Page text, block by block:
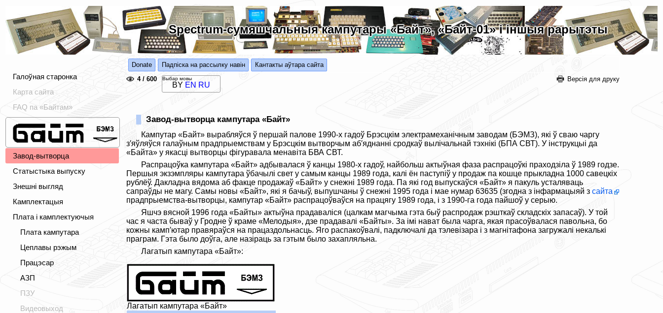
Spectrum-сумяшчальныя кампутары «Байт», «Байт-01» і іншыя рарытэты
Галоўная старонка
Карта сайта
FAQ па «Байтам»
Завод-вытворца
Статыстыка выпуску
Знешні выгляд
Камплектацыя
Плата і камплектуючыя
Плата кампутара
Цеплавы рэжым
Працэсар
АЗП
ПЗУ
Видеовыход
Donate Падпіска на рассылку навін
Кантакты аўтара сайта
4 / 600
Выбар мовы
BY EN RU
Версія для друку
Завод-вытворца кампутара «Байт»
Кампутар «Байт» вырабляўся ў першай палове 1990-х гадоў Брэсцкім электрамеханічным заводам (БЭМЗ), які ў сваю чаргу
з′яўляўся галаўным прадпрыемствам у Брэсцкім вытворчым аб′яднанні сродкаў вылічальнай тэхнікі (БПА СВТ). У інструкцыі да
«Байта» у якасці вытворцы фігуравала менавіта БВА СВТ.
Распрацоўка кампутара «Байт» адбывалася ў канцы 1980-х гадоў, найбольш актыўная фаза распрацоўкі праходзіла ў 1989 годзе.
Першыя экзэмпляры кампутара ўбачылі свет у самым канцы 1989 года, калі ён паступіў у продаж па кошце прыкладна 1000 савецкіх
рублёў. Дакладна вядома аб факце продажаў «Байт» у снежні 1989 года. Па які год выпускаўся «Байт» я пакуль усталяваць
сапраўды не магу. Самы новы «Байт», які я бачыў, выпушчаны ў снежні 1995 года і мае нумар 63635 (згодна з інфармацыяй з сайта
прадпрыемства-вытворцы, кампутар «Байт» распрацоўваўся на працягу 1989 года, і з 1990-га года пайшоў у серыю.
Яшчэ вясной 1996 года «Байты» актыўна прадаваліся (цалкам магчыма гэта быў распродаж рэшткаў складскіх запасаў). У той
час я часта бываў у Гродне ў краме «Мелодыя», дзе прадавалі «Байты». За імі нават была чарга, якая прасоўвалася павольна, бо
кожны камп′ютар правяраўся на працаздольнасць. Яго распакоўвалі, падключалі да тэлевізара і з магнітафона загружалі некалькі
праграм. Гэта было доўга, але назіраць за гэтым было захапляльна.
Лагатып кампутара «Байт»:
Лагатып кампутара «Байт»